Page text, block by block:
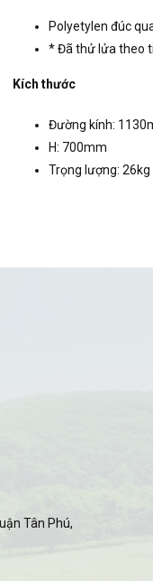
Polyetylen đúc
* Đã thử lửa theo
Kích thước
Đường kính:
H: 700mm
Trọng lượng: 26kg
Tân Phú,